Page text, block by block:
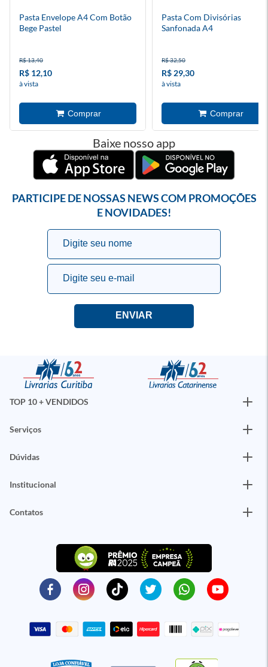
Pasta Envelope A4 Com Botão
Bege Pastel
R$ 13,40
R$ 12,10
à vista
Pasta Com Divisórias
Sanfonada A4
R$ 32,50
R$ 29,30
à vista
Baixe nosso app
PARTICIPE DE NOSSAS NEWS COM PROMOÇÕES
E NOVIDADES!
TOP 10 + VENDIDOS
Serviços
Dúvidas
Institucional
Contatos